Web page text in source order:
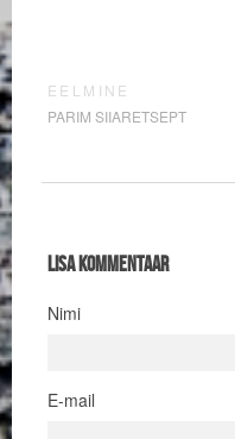
EELMINE
PARIM SIIARETSEPT
Lisa kommentaar
Nimi
E-mail